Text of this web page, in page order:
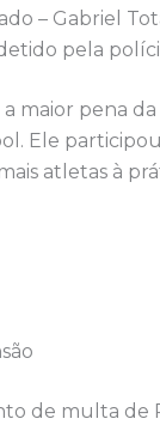
– Gabriel
pela
maior pena
Ele
atletas à
de multa de